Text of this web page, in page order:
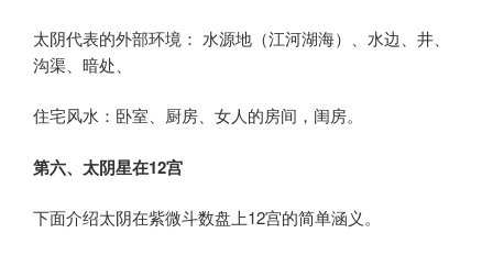
太阴代表的外部环境： 水源地（江河湖海）、水边、井、
沟渠、暗处、
住宅风水：卧室、厨房、女人的房间，闺房。
第六、太阴星在12宫
下面介绍太阴在紫微斗数盘上12宫的简单涵义。